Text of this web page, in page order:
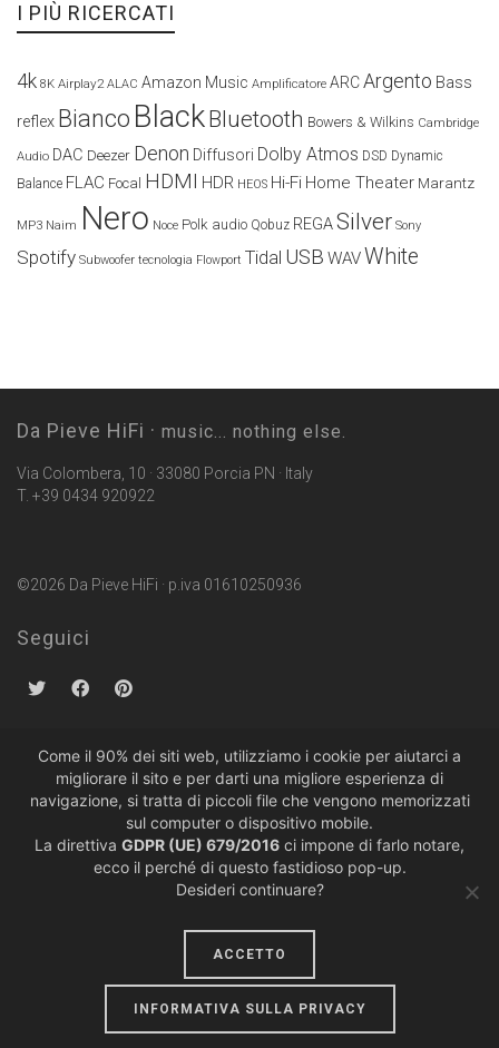
I PIÙ RICERCATI
4k 8K Airplay2 ALAC Amazon Music Amplificatore ARCArgento Bass
reflex Bianco BlackBluetooth Bowers & Wilkins Cambridge
Audio DAC Deezer Denon Diffusori Dolby Atmos DSD Dynamic
Balance FLAC Focal HDMI HDR HEOS Hi-Fi Home Theater Marantz
MP3 Naim Nero Noce Polk audio Qobuz REGASilver Sony
Spotify Subwoofer tecnologia Flowport Tidal USB WAVWhite
Da Pieve HiFi · music... nothing else.
Via Colombera, 10 · 33080 Porcia PN · Italy
T. +39 0434 920922
©2026 Da Pieve HiFi · p.iva 01610250936
Seguici
Politiche sulla Privacy·Condizioni di Vendita
design by
Come il 90% dei siti web, utilizziamo i cookie per aiutarci a
migliorare il sito e per darti una migliore esperienza di
navigazione, si tratta di piccoli file che vengono memorizzati
sul computer o dispositivo mobile.
La direttiva GDPR (UE) 679/2016 ci impone di farlo notare,
ecco il perché di questo fastidioso pop-up.
Desideri continuare?
ACCETTO
INFORMATIVA SULLA PRIVACY